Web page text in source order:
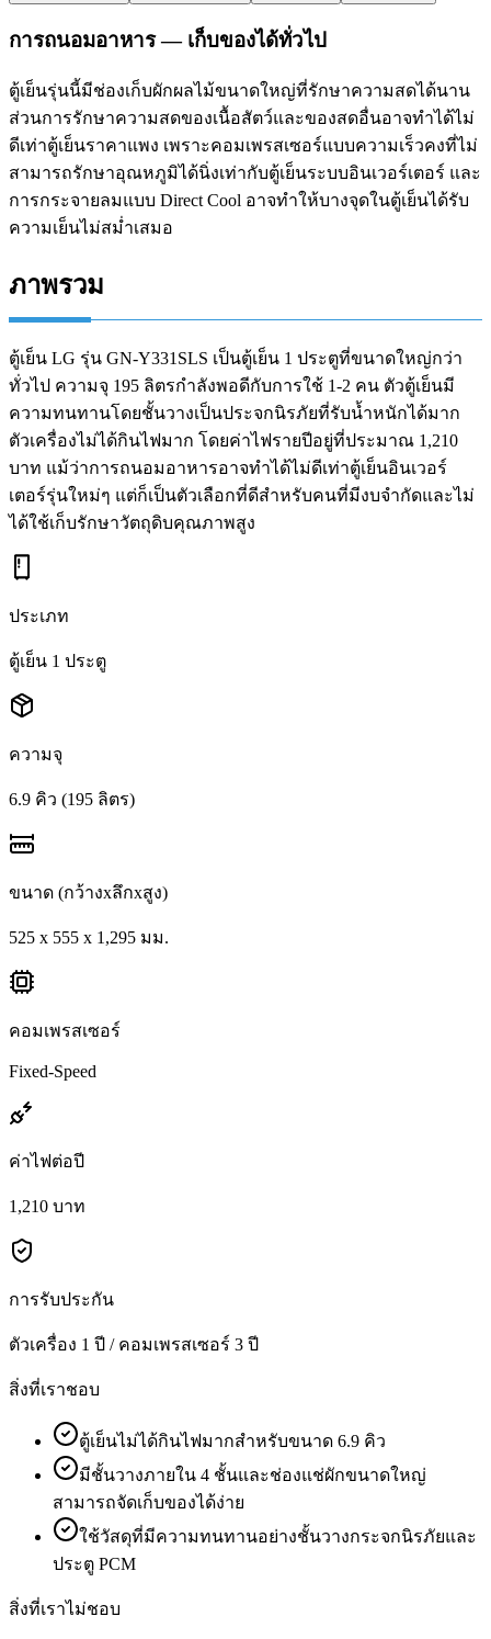
การถนอมอาหาร — เก็บของได้ทั่วไป
ตู้เย็นรุ่นนี้มีช่องเก็บผักผลไม้ขนาดใหญ่ที่รักษาความสดได้นาน
ส่วนการรักษาความสดของเนื้อสัตว์และของสดอื่นอาจทำได้ไม่
ดีเท่าตู้เย็นราคาแพง เพราะคอมเพรสเซอร์แบบความเร็วคงที่ไม่
สามารถรักษาอุณหภูมิได้นิ่งเท่ากับตู้เย็นระบบอินเวอร์เตอร์ และ
การกระจายลมแบบ Direct Cool อาจทำให้บางจุดในตู้เย็นได้รับ
ความเย็นไม่สม่ำเสมอ
ภาพรวม
ตู้เย็น LG รุ่น GN-Y331SLS เป็นตู้เย็น 1 ประตูที่ขนาดใหญ่กว่า
ทั่วไป ความจุ 195 ลิตรกำลังพอดีกับการใช้ 1-2 คน ตัวตู้เย็นมี
ความทนทานโดยชั้นวางเป็นประจกนิรภัยที่รับน้ำหนักได้มาก
ตัวเครื่องไม่ได้กินไฟมาก โดยค่าไฟรายปีอยู่ที่ประมาณ 1,210
บาท แม้ว่าการถนอมอาหารอาจทำได้ไม่ดีเท่าตู้เย็นอินเวอร์
เตอร์รุ่นใหม่ๆ แต่ก็เป็นตัวเลือกที่ดีสำหรับคนที่มีงบจำกัดและไม่
ได้ใช้เก็บรักษาวัตถุดิบคุณภาพสูง
ประเภท
ตู้เย็น 1 ประตู
ความจุ
6.9 คิว (195 ลิตร)
ขนาด (กว้างxลึกxสูง)
525 x 555 x 1,295 มม.
คอมเพรสเซอร์
Fixed-Speed
ค่าไฟต่อปี
1,210 บาท
การรับประกัน
ตัวเครื่อง 1 ปี / คอมเพรสเซอร์ 3 ปี
สิ่งที่เราชอบ
ตู้เย็นไม่ได้กินไฟมากสำหรับขนาด 6.9 คิว
มีชั้นวางภายใน 4 ชั้นและช่องแช่ผักขนาดใหญ่
สามารถจัดเก็บของได้ง่าย
ใช้วัสดุที่มีความทนทานอย่างชั้นวางกระจกนิรภัยและ
ประตู PCM
สิ่งที่เราไม่ชอบ